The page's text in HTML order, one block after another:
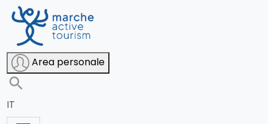
Area personale
IT
Il Monte Conero al tramonto